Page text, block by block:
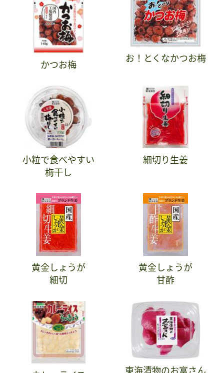
かつお梅 お！とくなかつお梅
小粒で食べやすい
梅干し
細切り生姜
黄金しょうが
細切
黄金しょうが
甘酢
東海漬物のお富さん